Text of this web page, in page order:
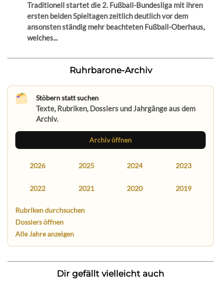
Traditionell startet die 2. Fußball-Bundesliga mit ihren
ersten beiden Spieltagen zeitlich deutlich vor dem
ansonsten ständig mehr beachteten Fußball-Oberhaus,
welches...
Ruhrbarone-Archiv
Stöbern statt suchen
Texte, Rubriken, Dossiers und Jahrgänge aus dem
Archiv.
Archiv öffnen
2026 2025 2024 2023
2022 2021 2020 2019
Rubriken durchsuchen
Dossiers öffnen
Alle Jahre anzeigen
Dir gefällt vielleicht auch